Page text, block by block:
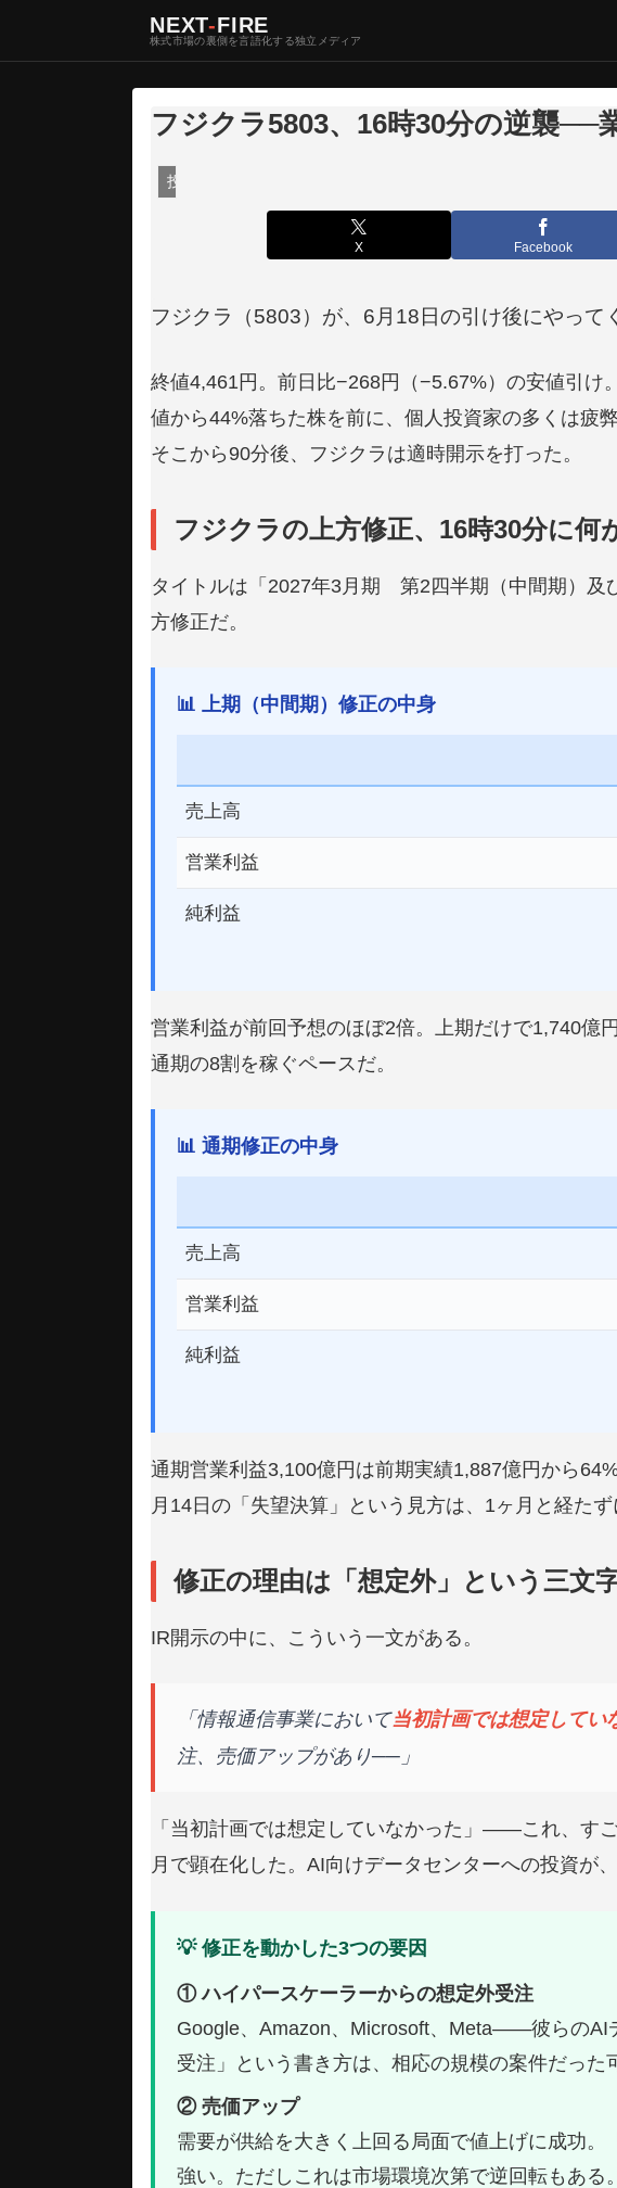
NEXT-FIRE
株式市場の裏側を言語化する独立メディア
フジクラ5803、16時30分の逆襲──
投資・マーケット
X Facebook
フジクラ（5803）が、6月18日の引け後にやって
終値4,461円。前日比−268円（−5.67%）の安値引け
値から44%落ちた株を前に、個人投資家の多くは疲
そこから90分後、フジクラは適時開示を打った。
フジクラの上方修正、16時30分に何
タイトルは「2027年3月期 第2四半期（中間期）及
方修正だ。
📊 上期（中間期）修正の中身
売上高
営業利益
純利益
営業利益が前回予想のほぼ2倍。上期だけで1,740億
通期の8割を稼ぐペースだ。
📊 通期修正の中身
売上高
営業利益
純利益
通期営業利益3,100億円は前期実績1,887億円から
月14日の「失望決算」という見方は、1ヶ月と経た
修正の理由は「想定外」という三文
IR開示の中に、こういう一文がある。
「情報通信事業において当初計画では想定してい
注、売価アップがあり──」
「当初計画では想定していなかった」——これ、す
月で顕在化した。AI向けデータセンターへの投資が
💡 修正を動かした3つの要因
① ハイパースケーラーからの想定外受注
Google、Amazon、Microsoft、Meta——彼らのAI
受注」という書き方は、相応の規模の案件だった
② 売価アップ
需要が供給を大きく上回る局面で値上げに成功
強い。ただしこれは市場環境次第で逆回転もある。